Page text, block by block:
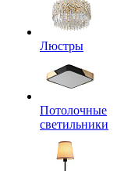
Люстры
Потолочные
светильники